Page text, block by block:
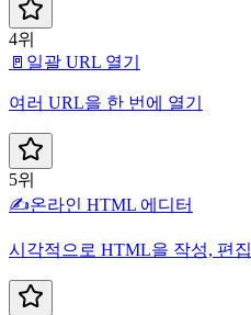
4위
🚪 일괄 URL 열기
여러 URL을 한 번에 열기
5위
✍️온라인 HTML 에디터
시각적으로 HTML을 작성, 편집